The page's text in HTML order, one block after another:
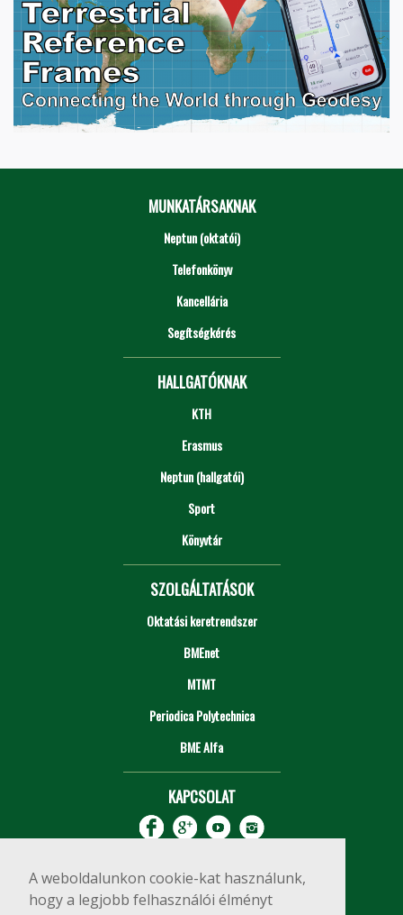
A weboldalunkon cookie-kat használunk,
hogy a legjobb felhasználói élményt
MUNKATÁRSAKNAK
Neptun (oktatói)
Telefonkönyv
Kancellária
Segítségkérés
HALLGATÓKNAK
KTH
Erasmus
Neptun (hallgatói)
Sport
Könyvtár
SZOLGÁLTATÁSOK
Oktatási keretrendszer
BMEnet
MTMT
Periodica Polytechnica
BME Alfa
KAPCSOLAT